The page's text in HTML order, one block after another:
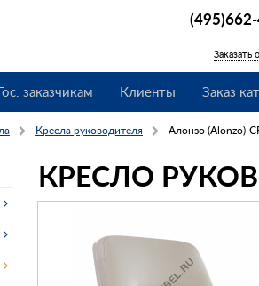
Заказать
заказчикам Клиенты Заказ
Кресла руководителя Алонзо (Alonzo)-
КРЕСЛО